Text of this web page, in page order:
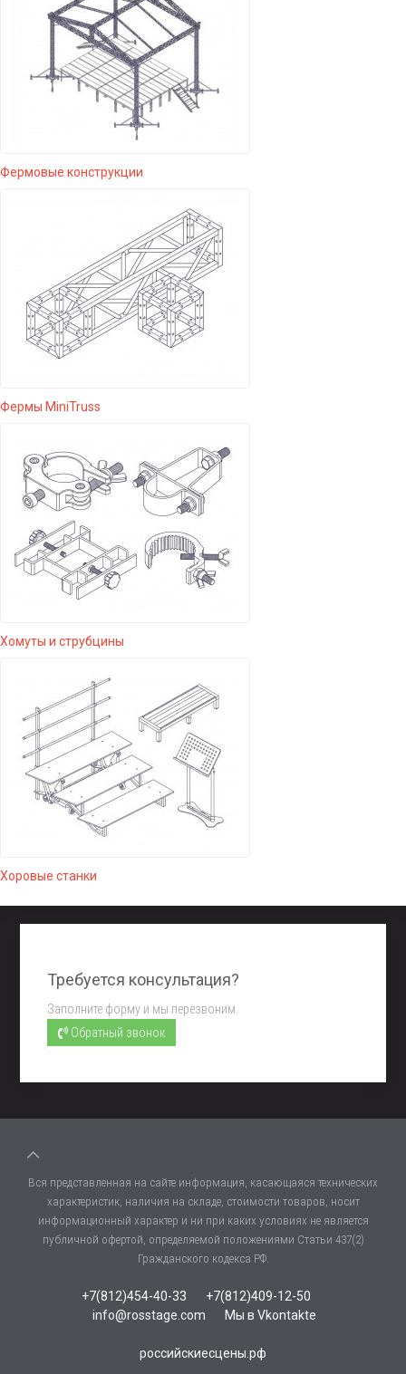
Фермовые конструкции
Фермы MiniTruss
Хомуты и струбцины
Хоровые станки
Требуется консультация?
Заполните форму и мы перезвоним.
Обратный звонок
Вся представленная на сайте информация, касающаяся технических
характеристик, наличия на складе, стоимости товаров, носит
информационный характер и ни при каких условиях не является
публичной офертой, определяемой положениями Статьи 437(2)
Гражданского кодекса РФ.
+7(812)454-40-33
+7(812)409-12-50
info@rosstage.com
Мы в Vkontakte
российскиесцены.рф